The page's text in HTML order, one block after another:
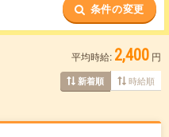
条件の変更
平均時給: 2,400 円
新着順 時給順